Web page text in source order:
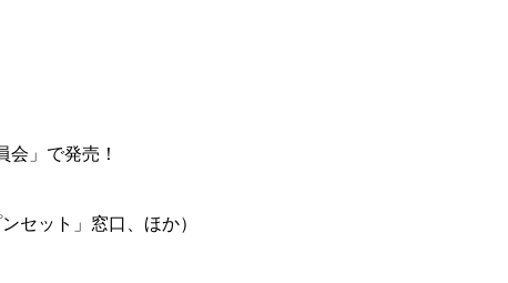
会」で発売！
セット」窓口、ほか）